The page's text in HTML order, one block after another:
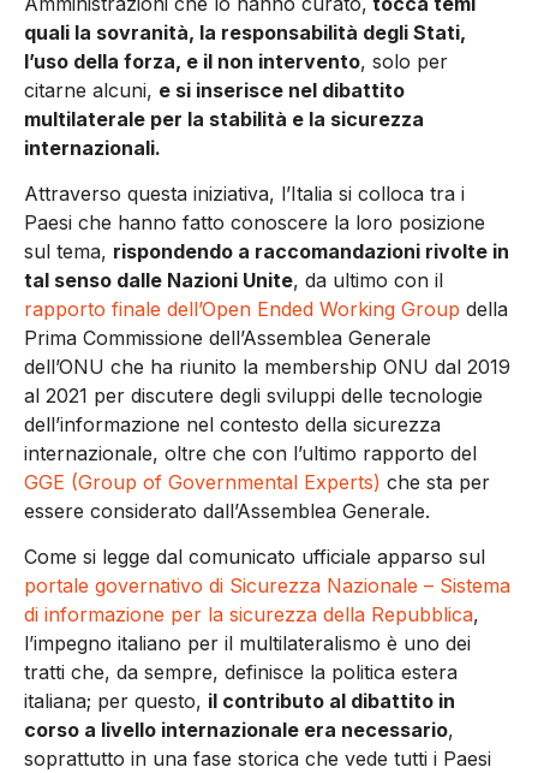
quali la sovranità, la responsabilità degli Stati,
l’uso della forza, e il non intervento, solo per
citarne alcuni, e si inserisce nel dibattito
multilaterale per la stabilità e la sicurezza
internazionali.
Attraverso questa iniziativa, l’Italia si colloca tra i
Paesi che hanno fatto conoscere la loro posizione
sul tema, rispondendo a raccomandazioni rivolte in
tal senso dalle Nazioni Unite, da ultimo con il
rapporto finale dell’Open Ended Working Group della
Prima Commissione dell’Assemblea Generale
dell’ONU che ha riunito la membership ONU dal 2019
al 2021 per discutere degli sviluppi delle tecnologie
dell’informazione nel contesto della sicurezza
internazionale, oltre che con l’ultimo rapporto del
GGE (Group of Governmental Experts) che sta per
essere considerato dall’Assemblea Generale.
Come si legge dal comunicato ufficiale apparso sul
portale governativo di Sicurezza Nazionale – Sistema
di informazione per la sicurezza della Repubblica,
l’impegno italiano per il multilateralismo è uno dei
tratti che, da sempre, definisce la politica estera
italiana; per questo, il contributo al dibattito in
corso a livello internazionale era necessario,
soprattutto in una fase storica che vede tutti i Paesi